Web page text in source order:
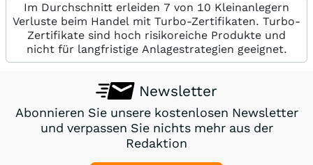
Im Durchschnitt erleiden 7 von 10 Kleinanlegern
Verluste beim Handel mit Turbo-Zertifikaten. Turbo-
Zertifikate sind hoch risikoreiche Produkte und
nicht für langfristige Anlagestrategien geeignet.
Newsletter
Abonnieren Sie unsere kostenlosen Newsletter
und verpassen Sie nichts mehr aus der
Redaktion